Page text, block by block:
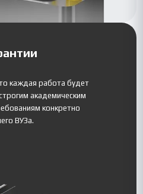
каждая работа будет
академическим
конкретно
ВУЗа.